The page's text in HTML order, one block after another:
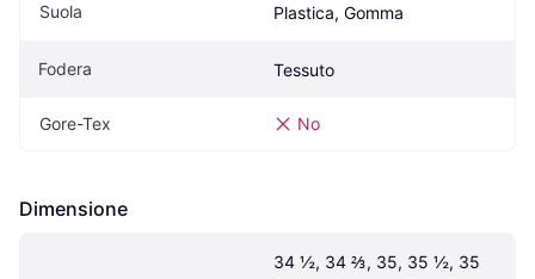
Suola Plastica, Gomma
Fodera Tessuto
Gore-Tex No
Dimensione
34 ½, 34 ⅔, 35, 35 ½, 35